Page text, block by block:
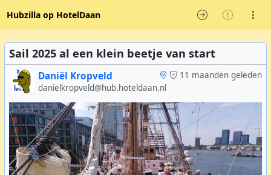
Hubzilla op HotelDaan
Sail 2025 al een klein beetje van start
11 maanden geleden
Daniël Kropveld
danielkropveld@hub.hoteldaan.nl